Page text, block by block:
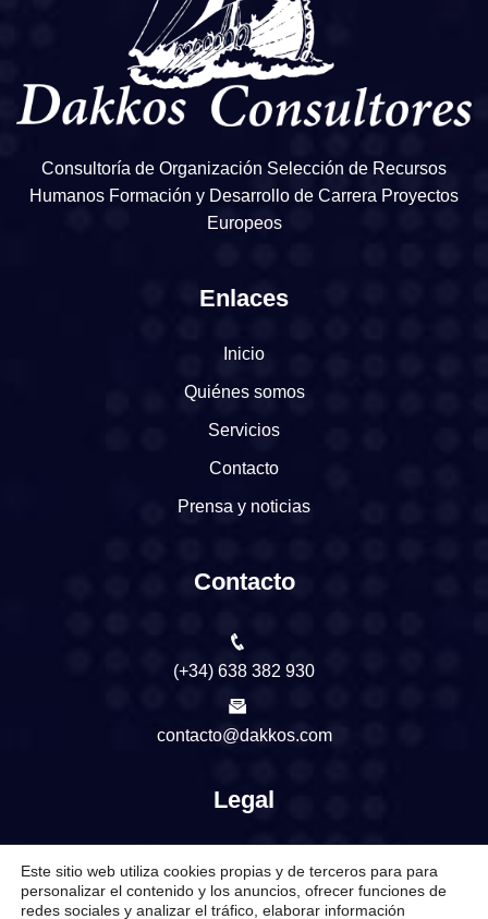
Consultoría de Organización Selección de Recursos
Humanos Formación y Desarrollo de Carrera Proyectos
Europeos
Enlaces
Inicio
Quiénes somos
Servicios
Contacto
Prensa y noticias
Contacto
(+34) 638 382 930
contacto@dakkos.com
Legal
Política de Privacidad
Este sitio web utiliza cookies propias y de terceros para para
personalizar el contenido y los anuncios, ofrecer funciones de
redes sociales y analizar el tráfico, elaborar información